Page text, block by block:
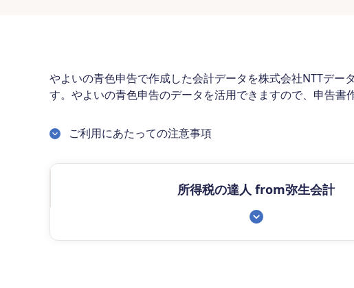
やよいの青色申告で作成した会計データを株式会社NTTデ
す。やよいの青色申告のデータを活用できますので、申告書
ご利用にあたっての注意事項
所得税の達人 from弥生会計